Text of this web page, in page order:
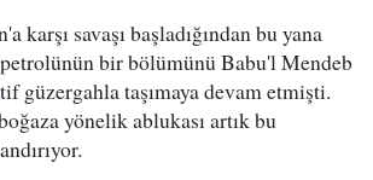
karşı savaşı başladığından bu yana
bir bölümünü Babu'l Mendeb
güzergahla taşımaya devam etmişti.
yönelik ablukası artık bu